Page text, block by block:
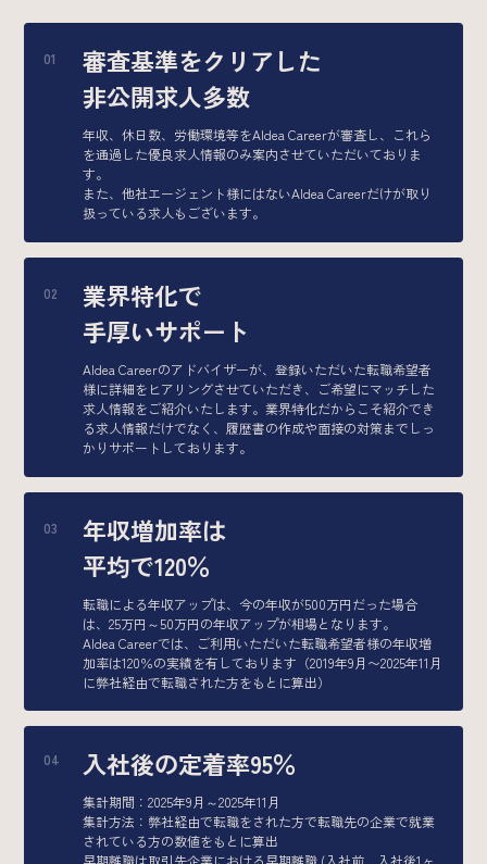
審査基準をクリアした
非公開求人多数
年収、休日数、労働環境等をAIdea Careerが審査し、これら
を通過した優良求人情報のみ案内させていただいておりま
す。
また、他社エージェント様にはないAIdea Careerだけが取り
扱っている求人もございます。
業界特化で
手厚いサポート
AIdea Careerのアドバイザーが、登録いただいた転職希望者
様に詳細をヒアリングさせていただき、ご希望にマッチした
求人情報をご紹介いたします。業界特化だからこそ紹介でき
る求人情報だけでなく、履歴書の作成や面接の対策までしっ
かりサポートしております。
年収増加率は
平均で120％
転職による年収アップは、今の年収が500万円だった場合
は、25万円～50万円の年収アップが相場となります。
AIdea Careerでは、ご利用いただいた転職希望者様の年収増
加率は120％の実績を有しております（2019年9月〜2025年11月
に弊社経由で転職された方をもとに算出）
入社後の定着率95％
集計期間：2025年9月～2025年11月
集計方法：弊社経由で転職をされた方で転職先の企業で就業
されている方の数値をもとに算出